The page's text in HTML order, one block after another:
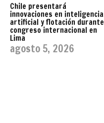
Chile presentará
innovaciones en inteligencia
artificial y flotación durante
congreso internacional en
Lima
agosto 5, 2026